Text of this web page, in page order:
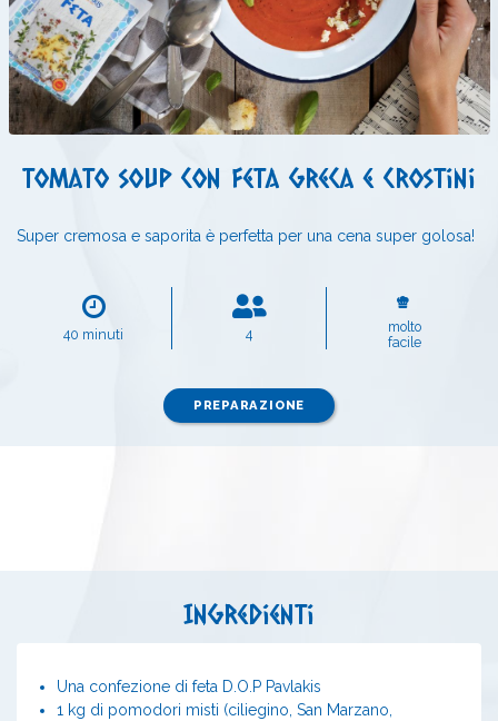
Tomato soup con feta greca e crostini
Super cremosa e saporita è perfetta per una cena super golosa!
40 minuti 4
molto
facile
PREPARAZIONE
Ingredienti
Una confezione di feta D.O.P Pavlakis
1 kg di pomodori misti (ciliegino, San Marzano,